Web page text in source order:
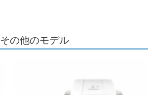
の他のモデル